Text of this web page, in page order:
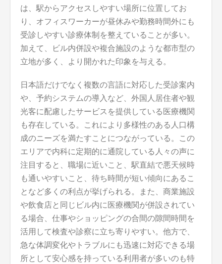
は、駅からアクセスしやすい場所に位置してお
り、オフィスワーカーが昼休みや勤務時間外にも
受診しやすい診療体制を整えていることが多い。
加えて、ビル内併設や複合施設のような都市型の
立地が多く、より開かれた印象を与える。
日本語だけでなく複数の言語に対応した受診案内
や、予約システムの導入など、外国人居住者や観
光客に配慮したサービスを提供している医療機関
も存在している。これにより多様性のある人口構
成のニーズを満たすことにつながっている。この
エリアで内科に定期的に通院している人々の声に
注目すると、職場に近いこと、駅直結で悪天候時
も通いやすいこと、待ち時間が短い傾向にあるこ
となど多くの利点が挙げられる。また、商業施設
や飲食店と同じビル内に医療機関が併設されてい
る場合、仕事やショッピングの合間の隙間時間を
活用して検査や診察に立ち寄りやすい。他方で、
急な体調変化やトラブルにも迅速に対応できる場
所として安心感を持っている利用者が多いのも特